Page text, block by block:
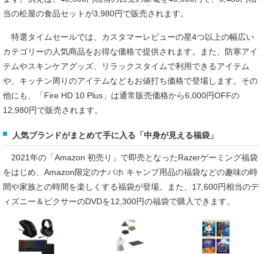
当の松屋の食品セットが3,980円で販売されます。
特選タイムセールでは、カスタマーレビューの星4つ以上の幅広い
カテゴリーの人気商品をお得な価格で提供されます。また、防寒アイ
テムやスキンケアグッズ、リラックスタイムで利用できるアイテム
や、キッチン周りのアイテムなどもお値打ち価格で登場します。その
他にも、「Fire HD 10 Plus」は通常販売価格から6,000円OFFの
12,980円で販売されます。
人気ブランドがまとめて手に入る「中身が見える福袋」
2021年の「Amazon 初売り」で即売となったRazerゲーミング福袋
をはじめ、Amazon限定のナバホ キャンプ用品の福袋などの趣味の時
間や家族との時間を楽しくする福袋が登場。また、17,600円相当のデ
ィズニー＆ピクサーのDVDを12,300円の福袋で購入できます。